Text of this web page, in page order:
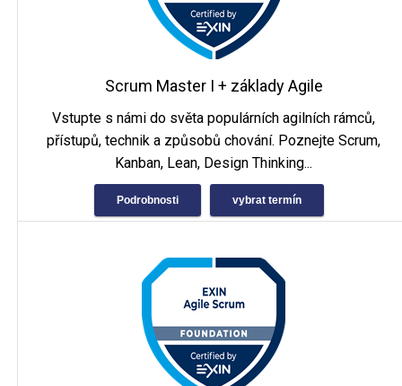
Scrum Master I + základy Agile
Vstupte s námi do světa populárních agilních rámců,
přístupů, technik a způsobů chování. Poznejte Scrum,
Kanban, Lean, Design Thinking...
Podrobnosti vybrat termín